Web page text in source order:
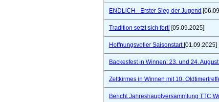
ENDLICH - Erster Sieg der Jugend
Tradition setzt sich fort! [05.09.2025]
Hoffnungsvoller Saisonstart [01.09.2025]
Backesfest in Winnen: 23. und 24.
Zeltkirmes in Winnen mit 10.
Bericht Jahreshauptversammlung TTC